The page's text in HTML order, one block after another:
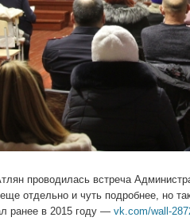
проводилась встреча
отдельно и чуть подробнее, но
ранее в 2015 году — vk.com/wall-